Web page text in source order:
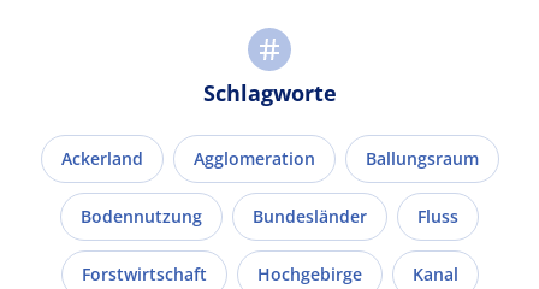
Schlagworte
Ackerland Agglomeration Ballungsraum
Bodennutzung Bundesländer Fluss
Forstwirtschaft Hochgebirge Kanal